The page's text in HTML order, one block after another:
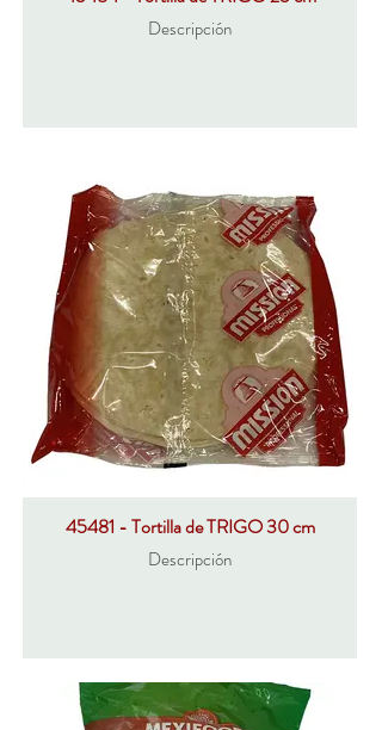
Descripción
45481 - Tortilla de TRIGO 30 cm
Descripción